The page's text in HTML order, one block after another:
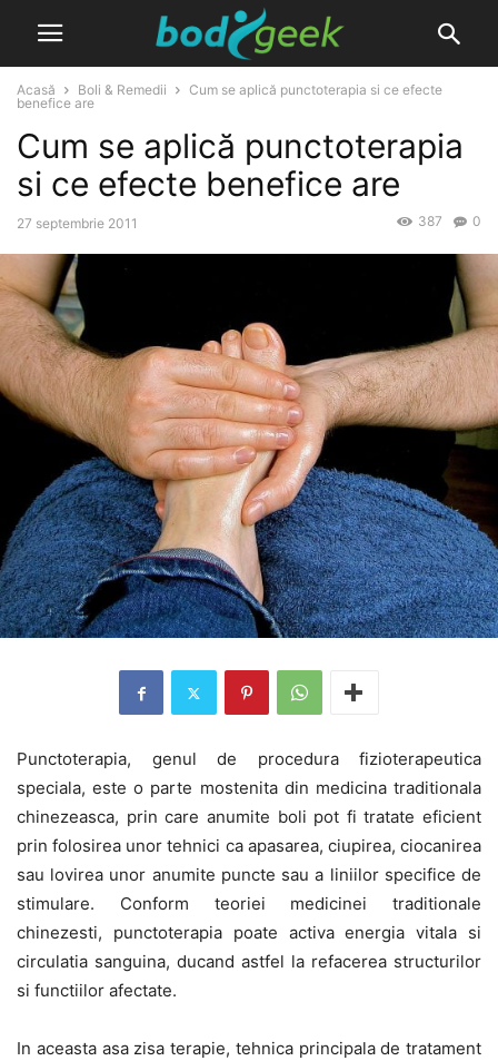
Acasă Boli & Remedii
Cum se aplică punctoterapia si ce efecte
benefice are
Cum se aplică punctoterapia
si ce efecte benefice are
27 septembrie 2011 0
387
Punctoterapia, genul de procedura fizioterapeutica
speciala, este o parte mostenita din medicina traditionala
chinezeasca, prin care anumite boli pot fi tratate eficient
prin folosirea unor tehnici ca apasarea, ciupirea, ciocanirea
sau lovirea unor anumite puncte sau a liniilor specifice de
stimulare. Conform teoriei medicinei traditionale
chinezesti, punctoterapia poate activa energia vitala si
circulatia sanguina, ducand astfel la refacerea structurilor
si functiilor afectate.
In aceasta asa zisa terapie, tehnica principala de tratament